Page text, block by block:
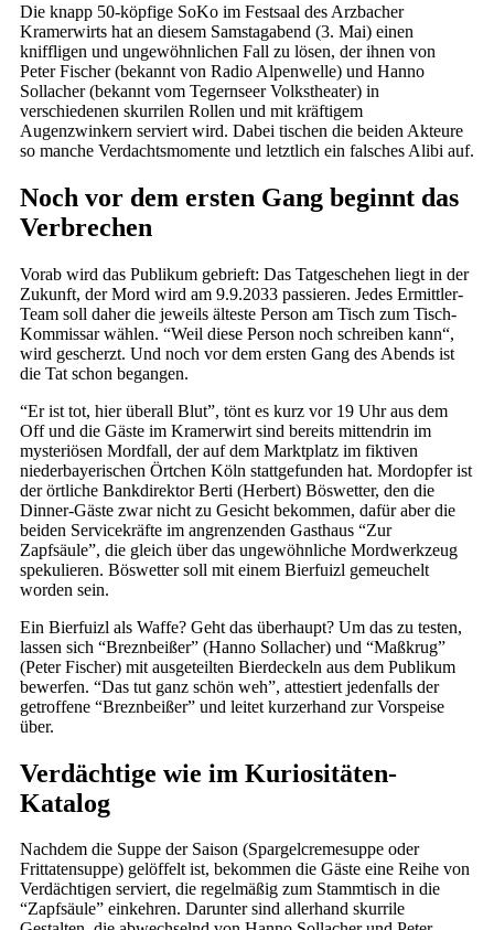
Die knapp 50-köpfige SoKo im Festsaal des Arzbacher
Kramerwirts hat an diesem Samstagabend (3. Mai) einen
kniffligen und ungewöhnlichen Fall zu lösen, der ihnen von
Peter Fischer (bekannt von Radio Alpenwelle) und Hanno
Sollacher (bekannt vom Tegernseer Volkstheater) in
verschiedenen skurrilen Rollen und mit kräftigem
Augenzwinkern serviert wird. Dabei tischen die beiden Akteure
so manche Verdachtsmomente und letztlich ein falsches Alibi auf.
Noch vor dem ersten Gang beginnt das
Verbrechen
Vorab wird das Publikum gebrieft: Das Tatgeschehen liegt in der
Zukunft, der Mord wird am 9.9.2033 passieren. Jedes Ermittler-
Team soll daher die jeweils älteste Person am Tisch zum Tisch-
Kommissar wählen. “Weil diese Person noch schreiben kann“,
wird gescherzt. Und noch vor dem ersten Gang des Abends ist
die Tat schon begangen.
“Er ist tot, hier überall Blut”, tönt es kurz vor 19 Uhr aus dem
Off und die Gäste im Kramerwirt sind bereits mittendrin im
mysteriösen Mordfall, der auf dem Marktplatz im fiktiven
niederbayerischen Örtchen Köln stattgefunden hat. Mordopfer ist
der örtliche Bankdirektor Berti (Herbert) Böswetter, den die
Dinner-Gäste zwar nicht zu Gesicht bekommen, dafür aber die
beiden Servicekräfte im angrenzenden Gasthaus “Zur
Zapfsäule”, die gleich über das ungewöhnliche Mordwerkzeug
spekulieren. Böswetter soll mit einem Bierfuizl gemeuchelt
worden sein.
Ein Bierfuizl als Waffe? Geht das überhaupt? Um das zu testen,
lassen sich “Breznbeißer” (Hanno Sollacher) und “Maßkrug”
(Peter Fischer) mit ausgeteilten Bierdeckeln aus dem Publikum
bewerfen. “Das tut ganz schön weh”, attestiert jedenfalls der
getroffene “Breznbeißer” und leitet kurzerhand zur Vorspeise
über.
Verdächtige wie im Kuriositäten-
Katalog
Nachdem die Suppe der Saison (Spargelcremesuppe oder
Frittatensuppe) gelöffelt ist, bekommen die Gäste eine Reihe von
Verdächtigen serviert, die regelmäßig zum Stammtisch in die
“Zapfsäule” einkehren. Darunter sind allerhand skurrile